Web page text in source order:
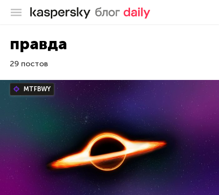
Блог Касперского
правда
29 постов
MTFBWY